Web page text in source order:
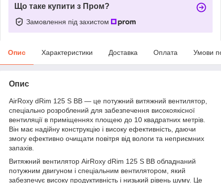
Що таке купити з Пром?
Замовлення під захистом
Опис Характеристики Доставка Оплата Умови
Опис
AirRoxy dRim 125 S BB — це потужний витяжний вентилятор,
спеціально розроблений для забезпечення високоякісної
вентиляції в приміщеннях площею до 10 квадратних метрів.
Він має надійну конструкцію і високу ефективність, даючи
змогу ефективно очищати повітря від вологи та неприємних
запахів.
Витяжний вентилятор AirRoxy dRim 125 S BB обладнаний
потужним двигуном і спеціальним вентилятором, який
забезпечує високу продуктивність і низький рівень шуму. Це